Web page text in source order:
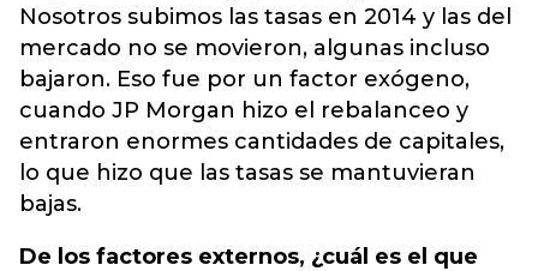
Nosotros subimos las tasas en 2014 y las del
mercado no se movieron, algunas incluso
bajaron. Eso fue por un factor exógeno,
cuando JP Morgan hizo el rebalanceo y
entraron enormes cantidades de capitales,
lo que hizo que las tasas se mantuvieran
bajas.
De los factores externos, ¿cuál es el que